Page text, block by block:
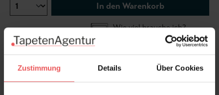
Zustimmung Details Über Cookies
In den Warenkorb
Wie viel brauche ich?
Rollen & Mengen berechnen
Authentische Zierstreifen, Spitzen und Bänder aus